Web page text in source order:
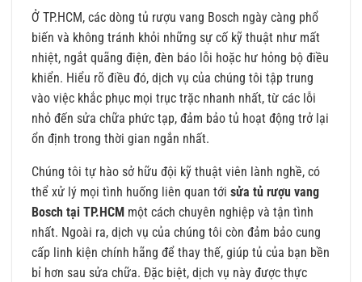
Ở TP.HCM, các dòng tủ rượu vang Bosch ngày càng phổ
biến và không tránh khỏi những sự cố kỹ thuật như mất
nhiệt, ngắt quãng điện, đèn báo lỗi hoặc hư hỏng bộ điều
khiển. Hiểu rõ điều đó, dịch vụ của chúng tôi tập trung
vào việc khắc phục mọi trục trặc nhanh nhất, từ các lỗi
nhỏ đến sửa chữa phức tạp, đảm bảo tủ hoạt động trở lại
ổn định trong thời gian ngắn nhất.
Chúng tôi tự hào sở hữu đội kỹ thuật viên lành nghề, có
thể xử lý mọi tình huống liên quan tới sửa tủ rượu vang
Bosch tại TP.HCM một cách chuyên nghiệp và tận tình
nhất. Ngoài ra, dịch vụ của chúng tôi còn đảm bảo cung
cấp linh kiện chính hãng để thay thế, giúp tủ của bạn bền
bỉ hơn sau sửa chữa. Đặc biệt, dịch vụ này được thực